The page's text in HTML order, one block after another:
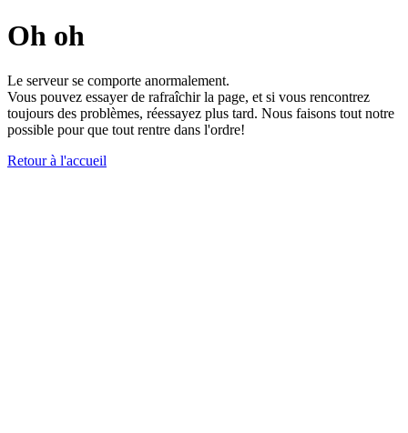
Oh oh
Le serveur se comporte anormalement.
Vous pouvez essayer de rafraîchir la page, et si vous rencontrez
toujours des problèmes, réessayez plus tard. Nous faisons tout notre
possible pour que tout rentre dans l'ordre!
Retour à l'accueil